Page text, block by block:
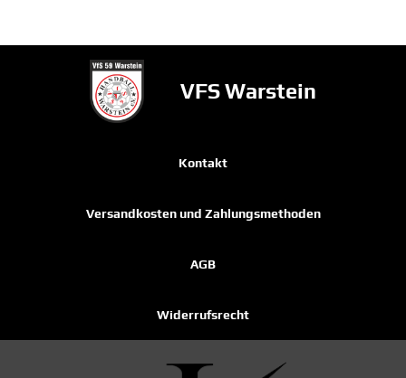
VFS Warstein
Kontakt
Versandkosten und Zahlungsmethoden
AGB
Widerrufsrecht